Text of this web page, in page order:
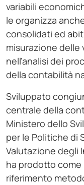
variabili
le organizza
consolidati ed
misurazione delle
nell’analisi dei
della contabilità
Sviluppato
centrale della
Ministero dello
per le Politiche di
Valutazione degli
ha prodotto
riferimento